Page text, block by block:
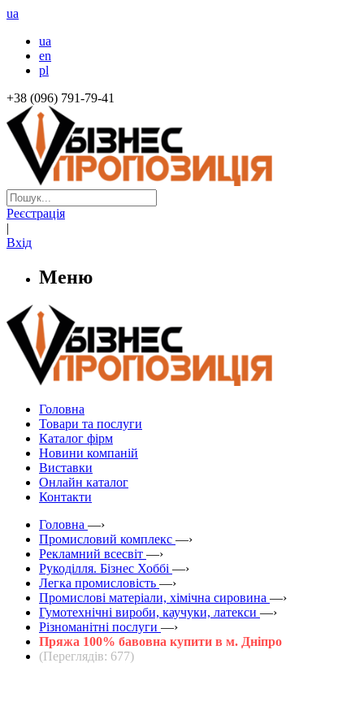
ua
ua
en
pl
+38 (096) 791-79-41
Реєстрація
|
Вхід
Меню
Головна
Товари та послуги
Каталог фірм
Новини компаній
Виставки
Онлайн каталог
Контакти
Головна —›
Промисловий комплекс —›
Рекламний всесвіт —›
Рукоділля. Бізнес Хоббі —›
Легка промисловість —›
Промислові матеріали, хімічна сировина —›
Гумотехнічні вироби, каучуки, латекси —›
Різноманітні послуги —›
Пряжа 100% бавовна купити в м. Дніпро
(Переглядів: 677)